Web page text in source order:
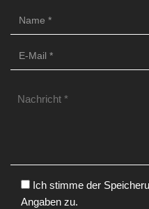
Ich stimme der
Angaben zu.